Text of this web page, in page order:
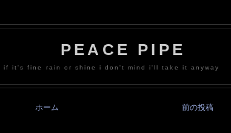
PEACE PIPE
if it's fine rain or shine i don't mind i'll take it anyway
前の投稿
ホーム